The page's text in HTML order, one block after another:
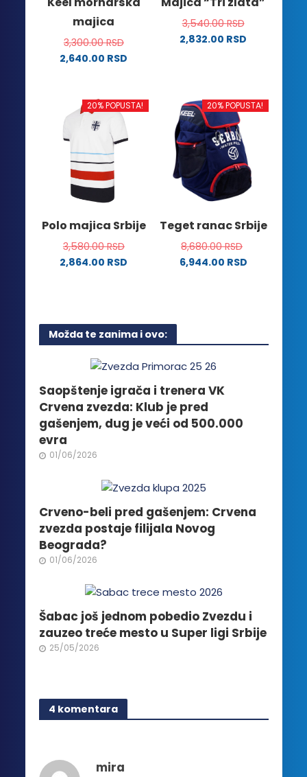
stranici
proizvoda.
stranici
proizvoda.
majica
3,300.00RSD
2,640.00 RSD
ima
više
varijanti.
Opcije
mogu
biti
izabrane
stranici
proizvoda.
3,540.00RSD
2,832.00 RSD
više
varijanti.
Opcije
mogu
biti
izabrane
na
proizvoda.
20% POPUSTA!
Polo majica Srbije
3,580.00RSD
2,864.00 RSD
više
varijanti.
Opcije
mogu
biti
izabrane
na
stranici
proizvoda.
20% POPUSTA!
Teget ranac Srbije
8,680.00RSD
6,944.00 RSD
Možda te zanima i ovo:
Saopštenje igrača i trenera VK
Crvena zvezda: Klub je pred
gašenjem, dug je veći od 500.000
evra
01/06/2026
Crveno-beli pred gašenjem: Crvena
zvezda postaje filijala Novog
Beograda?
01/06/2026
Šabac još jednom pobedio Zvezdu i
zauzeo treće mesto u Super ligi Srbije
25/05/2026
4 komentara
mira